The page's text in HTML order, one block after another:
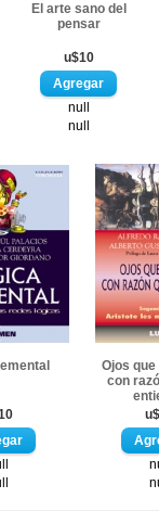
El arte sano del
pensar
u$10
null
null
Ojos que
con